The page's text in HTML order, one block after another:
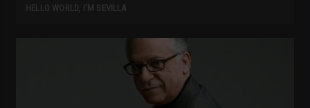
HELLO WORLD, I’M SEVILLA